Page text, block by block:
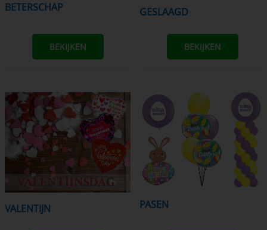
BETERSCHAP
BEKIJKEN
GESLAAGD
BEKIJKEN
VALENTIJN PASEN